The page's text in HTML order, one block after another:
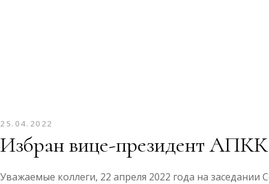
25.04.2022
Избран вице-президент АПКК
Уважаемые коллеги, 22 апреля 2022 года на